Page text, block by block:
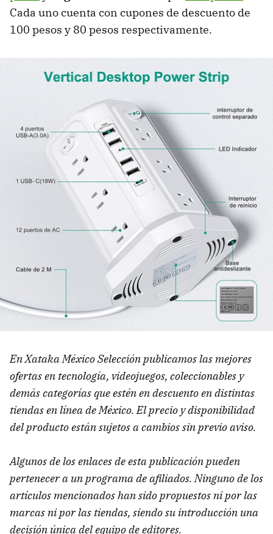
Cada uno cuenta con cupones de descuento de
100 pesos y 80 pesos respectivamente.
En Xataka México Selección publicamos las mejores
ofertas en tecnología, videojuegos, coleccionables y
demás categorías que estén en descuento en distintas
tiendas en línea de México. El precio y disponibilidad
del producto están sujetos a cambios sin previo aviso.
Algunos de los enlaces de esta publicación pueden
pertenecer a un programa de afiliados. Ninguno de los
artículos mencionados han sido propuestos ni por las
marcas ni por las tiendas, siendo su introducción una
decisión única del equipo de editores.